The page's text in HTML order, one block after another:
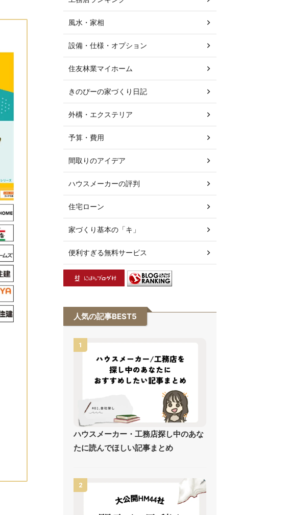
風水・家相
設備・仕様・オプション
住友林業マイホーム
きのぴーの家づくり日記
外構・エクステリア
予算・費用
間取りのアイデア
ハウスメーカーの評判
住宅ローン
家づくり基本の「キ」
便利すぎる無料サービス
人気の記事BEST5
1
ハウスメーカー・工務店探し中のあな
たに読んでほしい記事まとめ
2